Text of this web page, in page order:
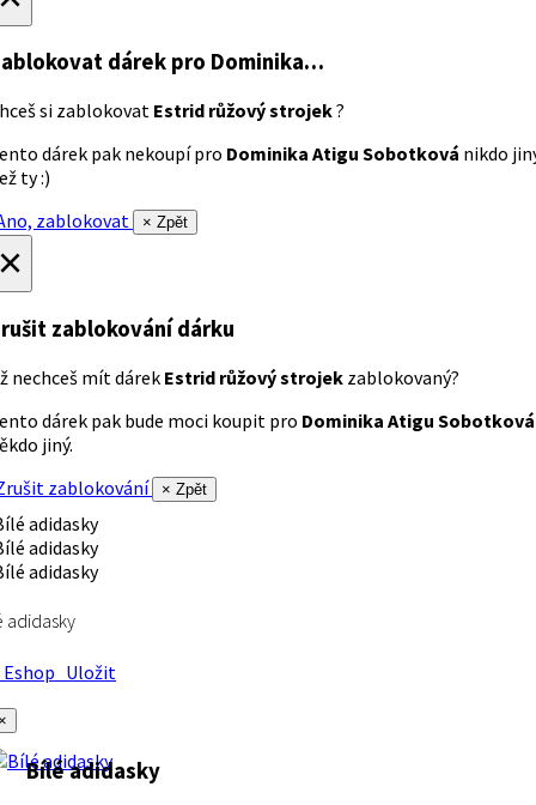
dárek pro Dominika…
si zablokovat Estrid růžový strojek?
dárek pak nekoupí pro Dominika Atigu Sobotková nikdo
ty :)
zablokovat
× Zpět
zablokování dárku
nechceš mít dárek Estrid růžový strojek zablokovaný?
dárek pak bude moci koupit pro Dominika Atigu Sobotková
jiný.
zablokování
× Zpět
adidasky
Uložit
Bílé adidasky